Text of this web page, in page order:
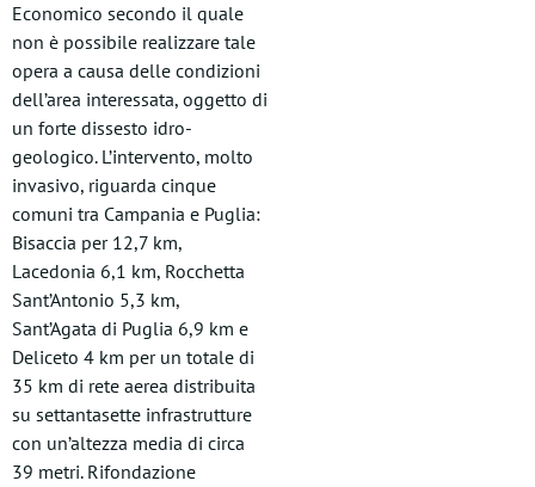
Economico secondo il quale
non è possibile realizzare tale
opera a causa delle condizioni
dell’area interessata, oggetto di
un forte dissesto idro-
geologico. L’intervento, molto
invasivo, riguarda cinque
comuni tra Campania e Puglia:
Bisaccia per 12,7 km,
Lacedonia 6,1 km, Rocchetta
Sant’Antonio 5,3 km,
Sant’Agata di Puglia 6,9 km e
Deliceto 4 km per un totale di
35 km di rete aerea distribuita
su settantasette infrastrutture
con un’altezza media di circa
39 metri. Rifondazione